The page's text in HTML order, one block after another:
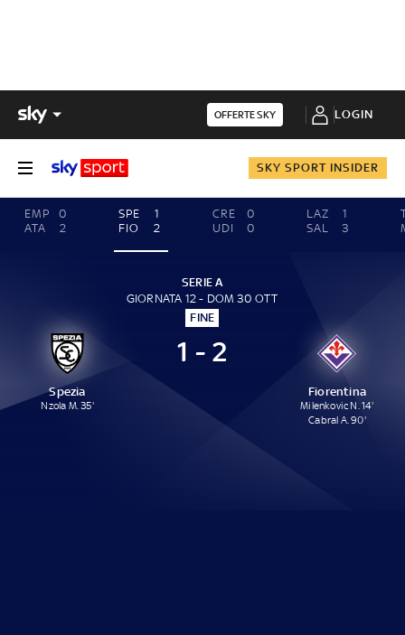
OFFERTE SKY LOGIN
SKY SPORT INSIDER
EMP
0
ATA
2
SPE
1
FIO
2
CRE
0
UDI
0
LAZ
1
SAL
3
SERIE A
GIORNATA 12 - DOM 30 OTT
FINE
Spezia
Nzola M. 35'
1 - 2
Fiorentina
Milenkovic N. 14'
Cabral A. 90'